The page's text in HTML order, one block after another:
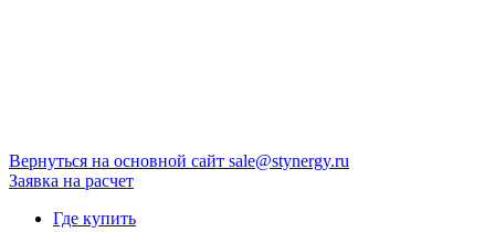
Вернуться на основной сайт sale@stynergy.ru
Заявка на расчет
Где купить